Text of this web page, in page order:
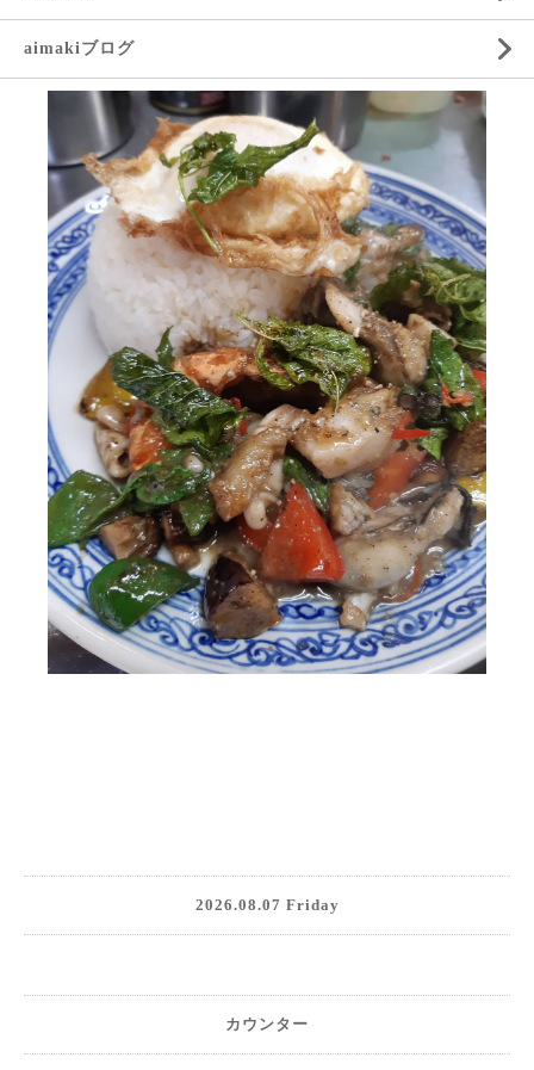
aimakiブログ
2026.08.07 Friday
カウンター